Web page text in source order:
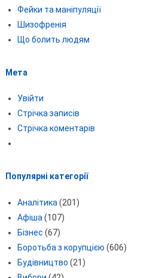
Фейки та маніпуляції
Шизофренія
Що болить людям
Мета
Увійти
Стрічка записів
Стрічка коментарів
Популярні категорії
Аналітика (201)
Афіша (107)
Бізнес (67)
Боротьба з корупцією (606)
Будівництво (21)